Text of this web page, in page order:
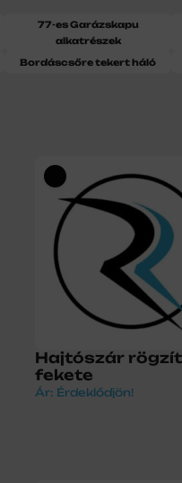
77-es Garázskapu
alkatrészek
Bordáscsőre tekert háló
Hajtószár
fekete
Ár: Érdeklődjön!